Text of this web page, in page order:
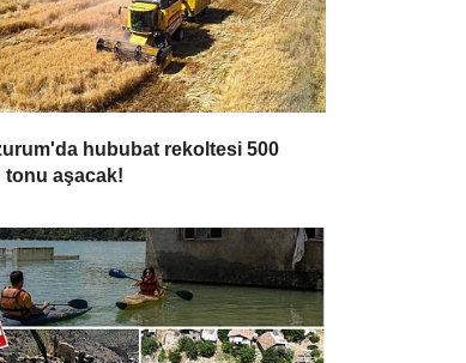
hububat rekoltesi 500
tonu aşacak!